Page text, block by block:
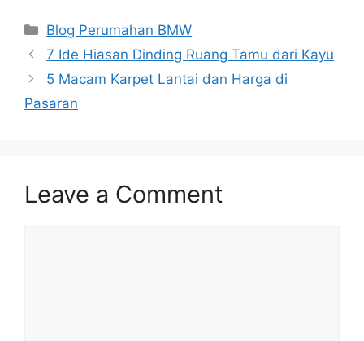
Categories
Blog Perumahan BMW
7 Ide Hiasan Dinding Ruang Tamu dari Kayu
5 Macam Karpet Lantai dan Harga di
Pasaran
Leave a Comment